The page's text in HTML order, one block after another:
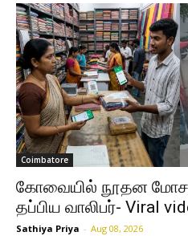
Coimbatore
கோவையில் நூதன
தப்பிய வாலிபர்- Viral
Sathiya Priya - Aug 08, 2026